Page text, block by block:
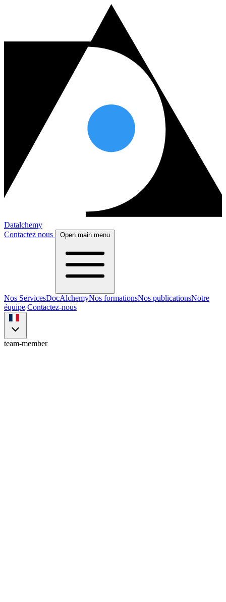
Datalchemy
Contactez nous
Open main menu
Nos ServicesDocAlchemyNos formationsNos publicationsNotre
équipe Contactez-nous
team-member